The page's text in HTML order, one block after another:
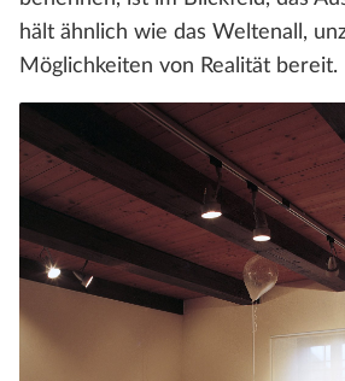
hält ähnlich wie das Weltenall,
Möglichkeiten von Realität bereit.